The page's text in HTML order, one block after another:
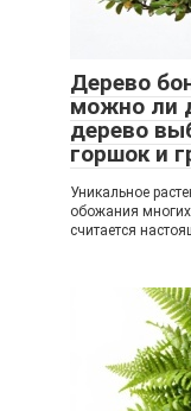
Дерево
можно ли
дерево
горшок и
Уникальное
обожания
считается